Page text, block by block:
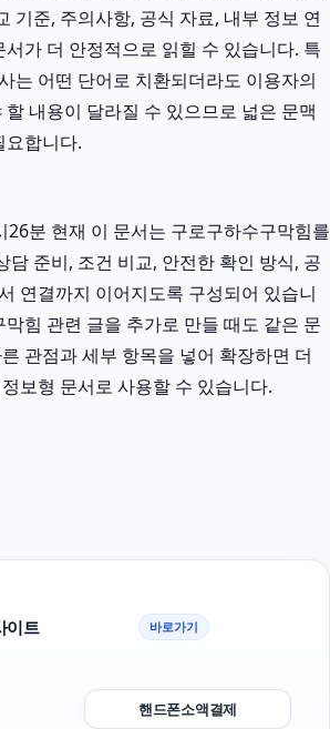
기준, 주의사항, 공식 자료, 내부 정보 연
가 더 안정적으로 읽힐 수 있습니다. 특
는 어떤 단어로 치환되더라도 이용자의
내용이 달라질 수 있으므로 넓은 문맥
요합니다.
분 현재 이 문서는 구로구하수구막힘를
담 준비, 조건 비교, 안전한 확인 방식, 공
연결까지 이어지도록 구성되어 있습니
힘 관련 글을 추가로 만들 때도 같은 문
관점과 세부 항목을 넣어 확장하면 더
보형 문서로 사용할 수 있습니다.
이트 바로가기
핸드폰소액결제